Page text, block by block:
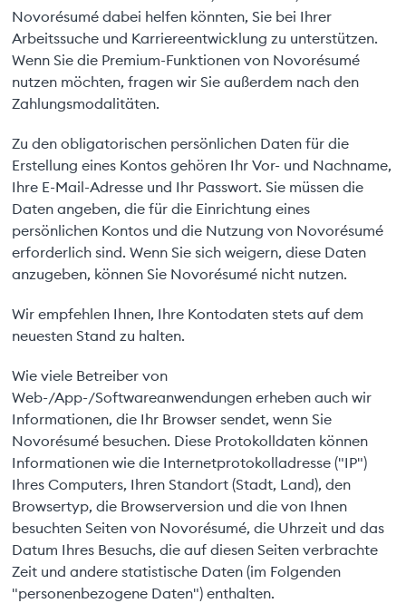
Novorésumé dabei helfen könnten, Sie bei Ihrer
Arbeitssuche und Karriereentwicklung zu unterstützen.
Wenn Sie die Premium-Funktionen von Novorésumé
nutzen möchten, fragen wir Sie außerdem nach den
Zahlungsmodalitäten.
Zu den obligatorischen persönlichen Daten für die
Erstellung eines Kontos gehören Ihr Vor- und Nachname,
Ihre E-Mail-Adresse und Ihr Passwort. Sie müssen die
Daten angeben, die für die Einrichtung eines
persönlichen Kontos und die Nutzung von Novorésumé
erforderlich sind. Wenn Sie sich weigern, diese Daten
anzugeben, können Sie Novorésumé nicht nutzen.
Wir empfehlen Ihnen, Ihre Kontodaten stets auf dem
neuesten Stand zu halten.
Wie viele Betreiber von
Web-/App-/Softwareanwendungen erheben auch wir
Informationen, die Ihr Browser sendet, wenn Sie
Novorésumé besuchen. Diese Protokolldaten können
Informationen wie die Internetprotokolladresse ("IP")
Ihres Computers, Ihren Standort (Stadt, Land), den
Browsertyp, die Browserversion und die von Ihnen
besuchten Seiten von Novorésumé, die Uhrzeit und das
Datum Ihres Besuchs, die auf diesen Seiten verbrachte
Zeit und andere statistische Daten (im Folgenden
"personenbezogene Daten") enthalten.